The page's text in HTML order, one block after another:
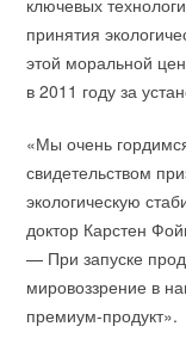
ключевых
принятия
этой моральной
в 2011 году за
«Мы очень
свидетельством
экологическую
доктор Карстен
— При запуске
мировоззрение в
премиум-продукт».
префектуре ЦАО,
предложений и
после
принята
редакции
строительства
условии
при детальной
правительство и
должны уделять
совместного
Industrie за
в Пермском крае.